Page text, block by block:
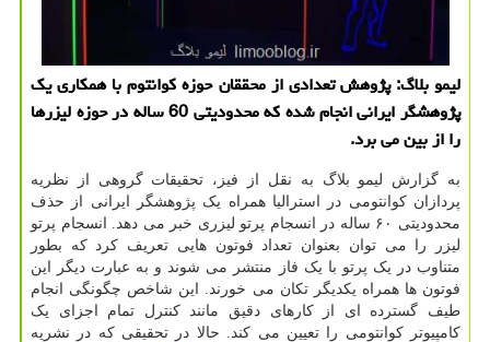
لیمو بلاگ: پژوهش تعدادی از محققان حوزه كوانتوم با همكاری یك
پژوهشگر ایرانی انجام شده كه محدودیتی 60 ساله در حوزه لیزرها
را از بین می برد.
به گزارش لیمو بلاگ به نقل از فیز، تحقیقات گروهی از نظریه
پردازان کوانتومی در استرالیا همراه یک پژوهشگر ایرانی از حذف
محدودیتی ۶۰ ساله در انسجام پرتو لیزری خبر می دهد. انسجام پرتو
لیزر را می توان بعنوان تعداد فوتون هایی تعریف کرد که بطور
متناوب در یک پرتو با یک فاز منتشر می شوند و به عبارت دیگر این
فوتون ها همراه یکدیگر تکان می خورند. این شاخص چگونگی انجام
طیف گسترده ای از کارهای دقیق مانند کنترل تمام اجزای یک
کامپیوتر کوانتومی را تعیین می کند. حالا در تحقیقی که در نشریه